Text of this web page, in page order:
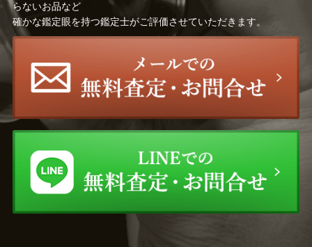
らないお品など
確かな鑑定眼を持つ鑑定士がご評価させていただきます。